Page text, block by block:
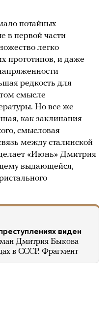
потайных
в первой части
легко
прототипов, и даже
редкость для
смысле
Но все же
как заклинания
смысловая
между сталинской
«Июнь» Дмитрия
выдающейся,
виден
Дмитрия Быкова
в СССР. Фрагмент